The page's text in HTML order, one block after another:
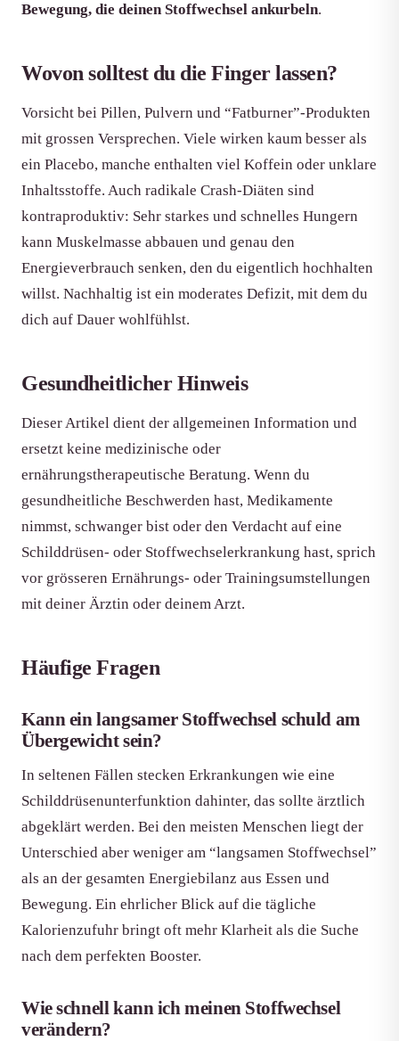
Bewegung, die deinen Stoffwechsel ankurbeln.
Wovon solltest du die Finger lassen?
Vorsicht bei Pillen, Pulvern und “Fatburner”-Produkten
mit grossen Versprechen. Viele wirken kaum besser als
ein Placebo, manche enthalten viel Koffein oder unklare
Inhaltsstoffe. Auch radikale Crash-Diäten sind
kontraproduktiv: Sehr starkes und schnelles Hungern
kann Muskelmasse abbauen und genau den
Energieverbrauch senken, den du eigentlich hochhalten
willst. Nachhaltig ist ein moderates Defizit, mit dem du
dich auf Dauer wohlfühlst.
Gesundheitlicher Hinweis
Dieser Artikel dient der allgemeinen Information und
ersetzt keine medizinische oder
ernährungstherapeutische Beratung. Wenn du
gesundheitliche Beschwerden hast, Medikamente
nimmst, schwanger bist oder den Verdacht auf eine
Schilddrüsen- oder Stoffwechselerkrankung hast, sprich
vor grösseren Ernährungs- oder Trainingsumstellungen
mit deiner Ärztin oder deinem Arzt.
Häufige Fragen
Kann ein langsamer Stoffwechsel schuld am
Übergewicht sein?
In seltenen Fällen stecken Erkrankungen wie eine
Schilddrüsenunterfunktion dahinter, das sollte ärztlich
abgeklärt werden. Bei den meisten Menschen liegt der
Unterschied aber weniger am “langsamen Stoffwechsel”
als an der gesamten Energiebilanz aus Essen und
Bewegung. Ein ehrlicher Blick auf die tägliche
Kalorienzufuhr bringt oft mehr Klarheit als die Suche
nach dem perfekten Booster.
Wie schnell kann ich meinen Stoffwechsel
verändern?